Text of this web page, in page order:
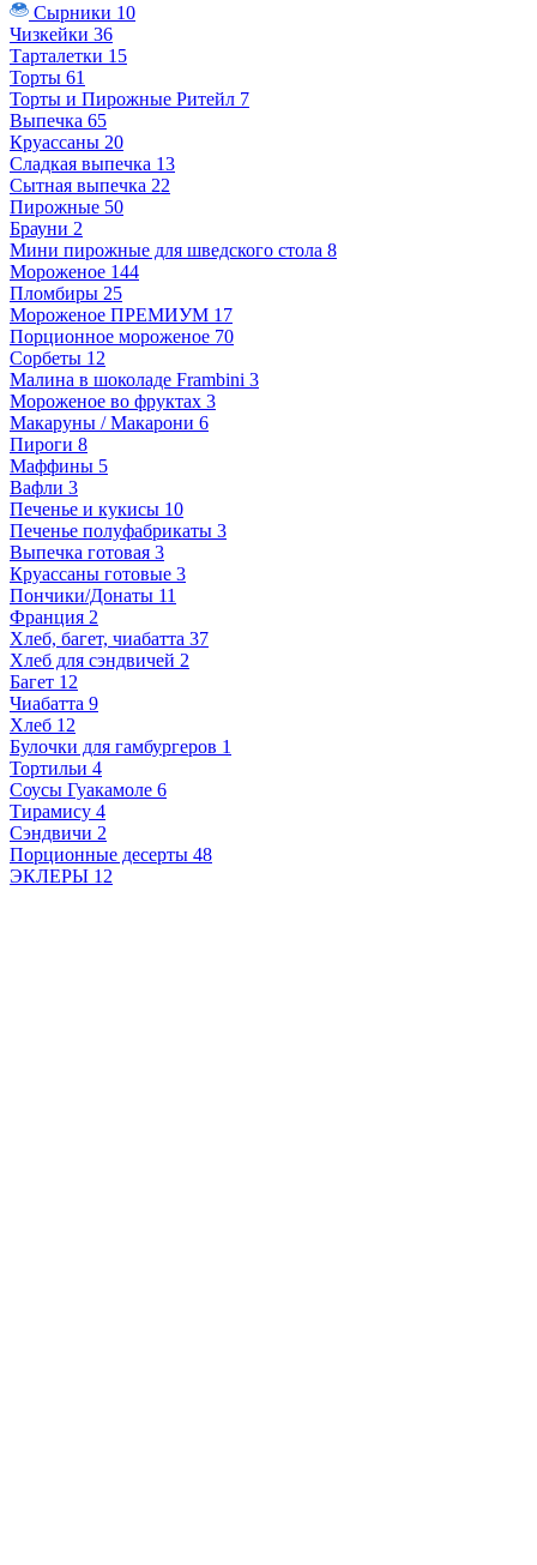
Сырники 10
Чизкейки 36
Тарталетки 15
Торты 61
Торты и Пирожные Ритейл 7
Выпечка 65
Круассаны 20
Сладкая выпечка 13
Сытная выпечка 22
Пирожные 50
Брауни 2
Мини пирожные для шведского стола 8
Мороженое 144
Пломбиры 25
Мороженое ПРЕМИУМ 17
Порционное мороженое 70
Сорбеты 12
Малина в шоколаде Frambini 3
Мороженое во фруктах 3
Макаруны / Макарони 6
Пироги 8
Маффины 5
Вафли 3
Печенье и кукисы 10
Печенье полуфабрикаты 3
Выпечка готовая 3
Круассаны готовые 3
Пончики/Донаты 11
Франция 2
Хлеб, багет, чиабатта 37
Хлеб для сэндвичей 2
Багет 12
Чиабатта 9
Хлеб 12
Булочки для гамбургеров 1
Тортильи 4
Соусы Гуакамоле 6
Тирамису 4
Сэндвичи 2
Порционные десерты 48
ЭКЛЕРЫ 12